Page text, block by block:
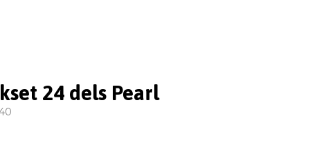
24 dels Pearl